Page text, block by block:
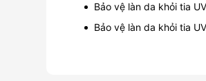
Bảo vệ làn da khỏi tia
Bảo vệ làn da khỏi tia